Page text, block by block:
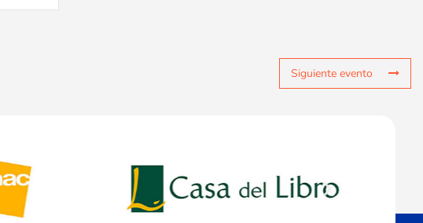
Siguiente evento